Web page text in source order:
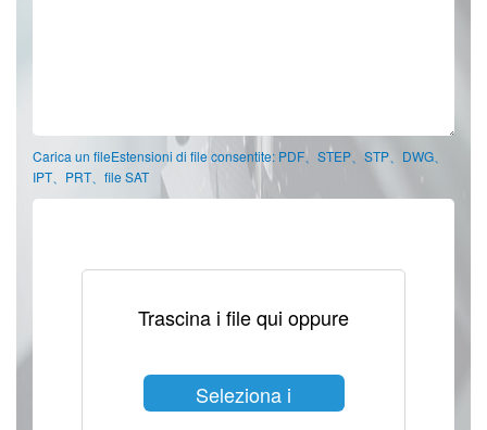
Carica un fileEstensioni di file consentite: PDF、STEP、STP、DWG、
IPT、PRT、file SAT
Trascina i file qui oppure
Seleziona i